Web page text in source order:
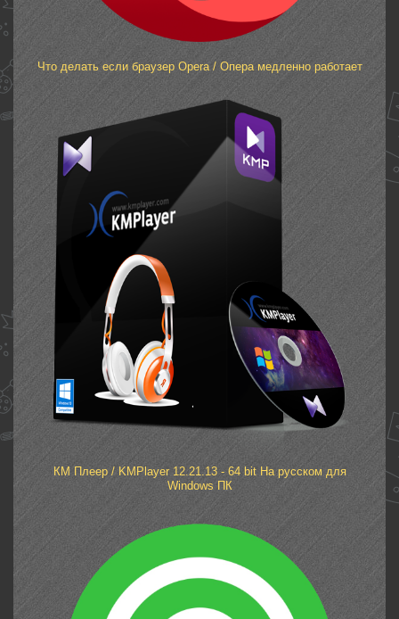
Что делать если браузер Opera / Опера медленно работает
КМ Плеер / KMPlayer 12.21.13 - 64 bit На русском для
Windows ПК